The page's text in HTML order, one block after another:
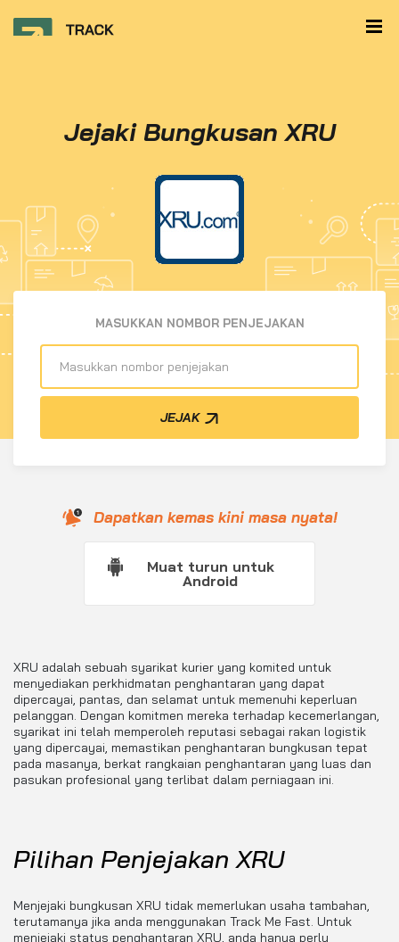
Jejaki Bungkusan XRU
MASUKKAN NOMBOR PENJEJAKAN
JEJAK
Dapatkan kemas kini masa nyata!
Muat turun untuk
Android
XRU adalah sebuah syarikat kurier yang komited untuk
menyediakan perkhidmatan penghantaran yang dapat
dipercayai, pantas, dan selamat untuk memenuhi keperluan
pelanggan. Dengan komitmen mereka terhadap kecemerlangan,
syarikat ini telah memperoleh reputasi sebagai rakan logistik
yang dipercayai, memastikan penghantaran bungkusan tepat
pada masanya, berkat rangkaian penghantaran yang luas dan
pasukan profesional yang terlibat dalam perniagaan ini.
Pilihan Penjejakan XRU
Menjejaki bungkusan XRU tidak memerlukan usaha tambahan,
terutamanya jika anda menggunakan Track Me Fast. Untuk
menjejaki status penghantaran XRU, anda hanya perlu